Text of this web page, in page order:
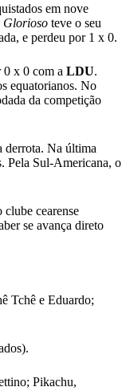
em nove
Glorioso teve o seu
e perdeu por 1 x 0.
0 x 0 com a LDU.
equatorianos. No
da competição
derrota. Na última
Pela Sul-Americana, o
cearense
se avança direto
Tchê e Eduardo;
Pikachu,